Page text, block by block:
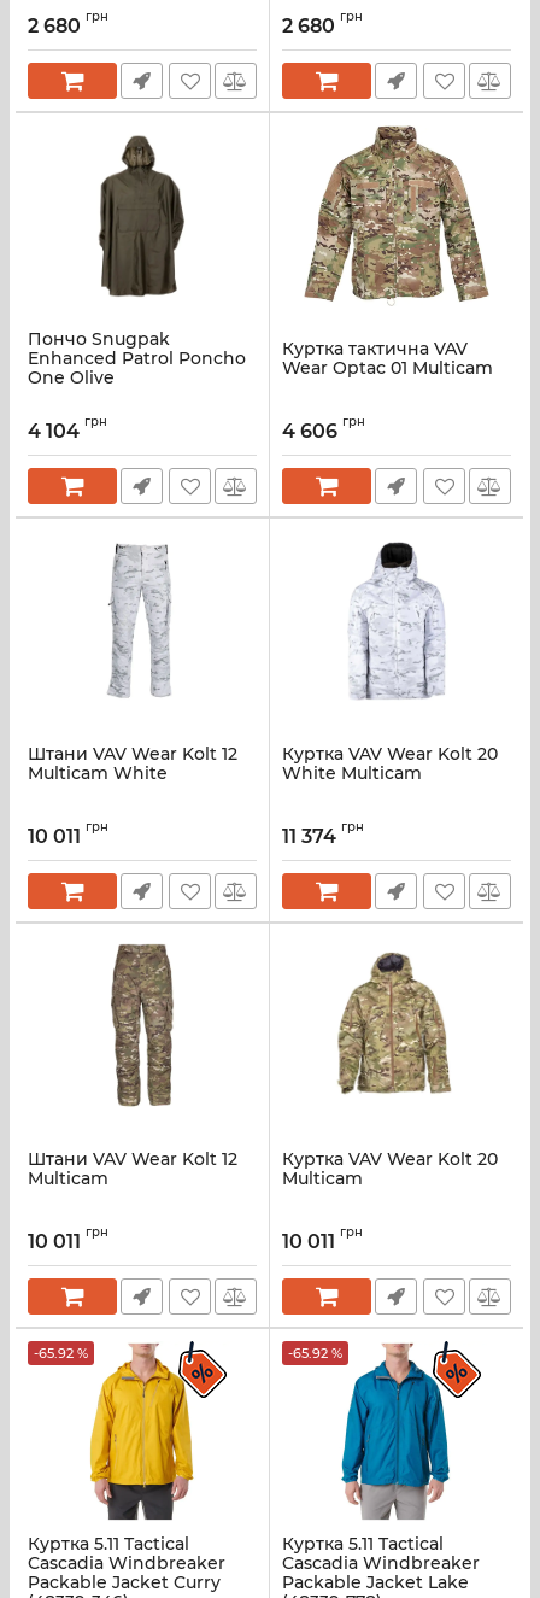
2 680 грн 2 680 грн
Пончо Snugpak
Enhanced Patrol Poncho
One Olive
4 104 грн
Куртка тактична VAV
Wear Optac 01 Multicam
4 606 грн
Штани VAV Wear Kolt 12
Multicam White
10 011 грн
Куртка VAV Wear Kolt 20
White Multicam
11 374 грн
Штани VAV Wear Kolt 12
Multicam
10 011 грн
Куртка VAV Wear Kolt 20
Multicam
10 011 грн
-65.92 %
Куртка 5.11 Tactical
Cascadia Windbreaker
Packable Jacket Curry
-65.92 %
Куртка 5.11 Tactical
Cascadia Windbreaker
Packable Jacket Lake